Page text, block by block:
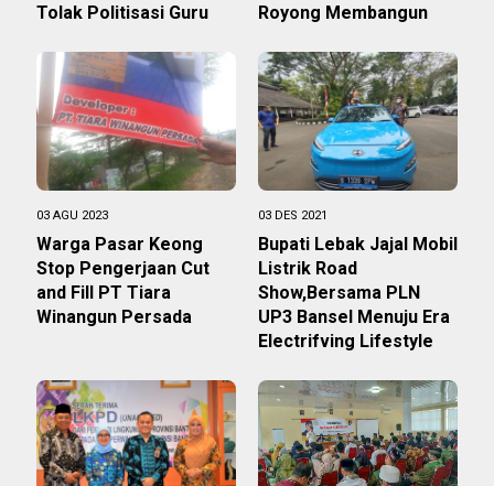
Tolak Politisasi Guru
Royong Membangun
03 AGU 2023
Warga Pasar Keong
Stop Pengerjaan Cut
and Fill PT Tiara
Winangun Persada
03 DES 2021
Bupati Lebak Jajal Mobil
Listrik Road
Show,Bersama PLN
UP3 Bansel Menuju Era
Electrifving Lifestyle